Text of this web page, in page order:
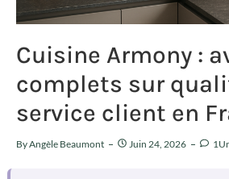
Cuisine Armony :
complets sur
service client en
ByAngèle Beaumont Juin 24, 2026